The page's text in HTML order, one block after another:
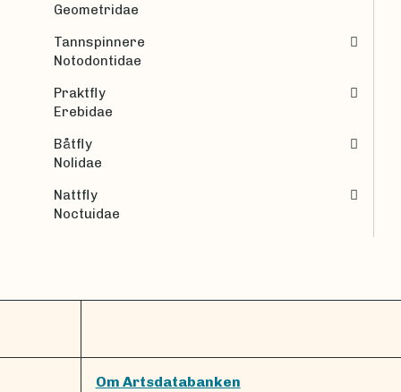
Geometridae
Tannspinnere
Notodontidae
Praktfly
Erebidae
Båtfly
Nolidae
Nattfly
Noctuidae
Om Artsdatabanken